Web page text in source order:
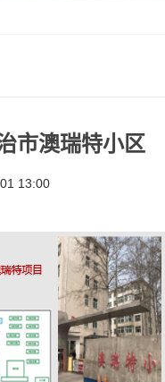
市澳瑞特小区
13:00